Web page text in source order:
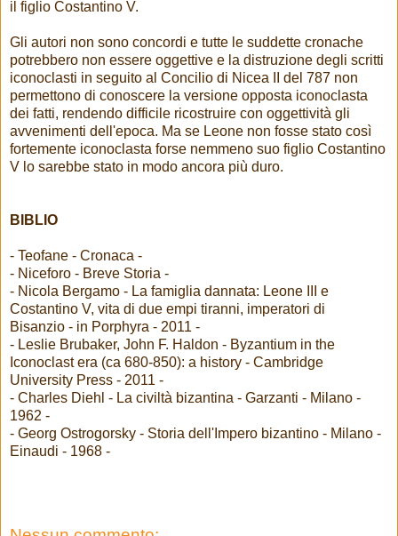
il figlio Costantino V.
Gli autori non sono concordi e tutte le suddette cronache
potrebbero non essere oggettive e la distruzione degli scritti
iconoclasti in seguito al Concilio di Nicea II del 787 non
permettono di conoscere la versione opposta iconoclasta
dei fatti, rendendo difficile ricostruire con oggettività gli
avvenimenti dell'epoca. Ma se Leone non fosse stato così
fortemente iconoclasta forse nemmeno suo figlio Costantino
V lo sarebbe stato in modo ancora più duro.
BIBLIO
- Teofane - Cronaca -
- Niceforo - Breve Storia -
- Nicola Bergamo - La famiglia dannata: Leone III e
Costantino V, vita di due empi tiranni, imperatori di
Bisanzio - in Porphyra - 2011 -
- Leslie Brubaker, John F. Haldon - Byzantium in the
Iconoclast era (ca 680-850): a history - Cambridge
University Press - 2011 -
- Charles Diehl - La civiltà bizantina - Garzanti - Milano -
1962 -
- Georg Ostrogorsky - Storia dell'Impero bizantino - Milano -
Einaudi - 1968 -